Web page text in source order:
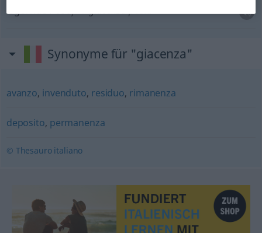
lagernde Postf giacenza posta
Synonyme für "giacenza"
avanzo, invenduto, residuo, rimanenza
deposito, permanenza
© Thesauro italiano